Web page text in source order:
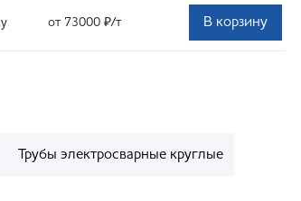
от 73000 ₽/т В корзину
Трубы электросварные круглые